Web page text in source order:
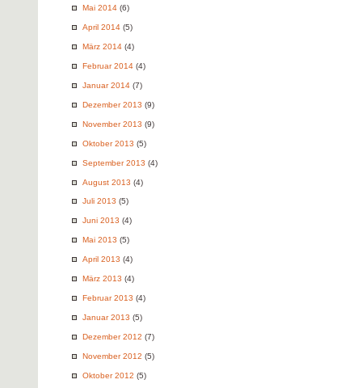
Mai 2014 (6)
April 2014 (5)
März 2014 (4)
Februar 2014 (4)
Januar 2014 (7)
Dezember 2013 (9)
November 2013 (9)
Oktober 2013 (5)
September 2013 (4)
August 2013 (4)
Juli 2013 (5)
Juni 2013 (4)
Mai 2013 (5)
April 2013 (4)
März 2013 (4)
Februar 2013 (4)
Januar 2013 (5)
Dezember 2012 (7)
November 2012 (5)
Oktober 2012 (5)